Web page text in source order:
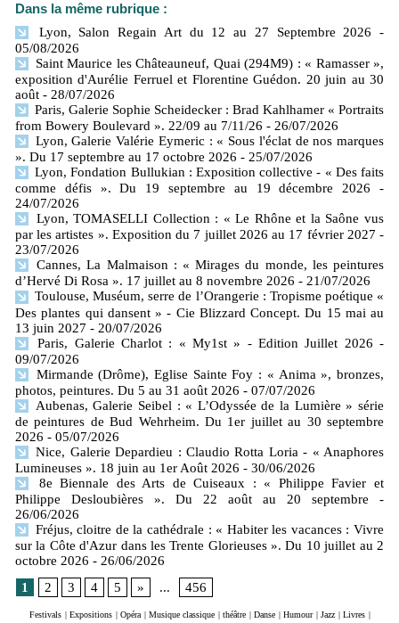
Dans la même rubrique :
Lyon, Salon Regain Art du 12 au 27 Septembre 2026
-
05/08/2026
Saint Maurice les Châteauneuf, Quai (294M9) : « Ramasser »,
exposition d'Aurélie Ferruel et Florentine Guédon. 20 juin au 30
août - 28/07/2026
Paris, Galerie Sophie Scheidecker : Brad Kahlhamer « Portraits
from Bowery Boulevard ». 22/09 au 7/11/26 - 26/07/2026
Lyon, Galerie Valérie Eymeric : « Sous l'éclat de nos marques
». Du 17 septembre au 17 octobre 2026 - 25/07/2026
Lyon, Fondation Bullukian : Exposition collective - « Des faits
comme défis ». Du 19 septembre au 19 décembre 2026
-
24/07/2026
Lyon, TOMASELLI Collection : « Le Rhône et la Saône vus
par les artistes ». Exposition du 7 juillet 2026 au 17 février 2027 -
23/07/2026
Cannes, La Malmaison : « Mirages du monde, les peintures
d’Hervé Di Rosa ». 17 juillet au 8 novembre 2026 - 21/07/2026
Toulouse, Muséum, serre de l’Orangerie : Tropisme poétique «
Des plantes qui dansent » - Cie Blizzard Concept. Du 15 mai au
13 juin 2027 - 20/07/2026
Paris, Galerie Charlot : « My1st » - Edition Juillet 2026 -
09/07/2026
Mirmande (Drôme), Eglise Sainte Foy : « Anima », bronzes,
photos, peintures. Du 5 au 31 août 2026 - 07/07/2026
Aubenas, Galerie Seibel : « L’Odyssée de la Lumière » série
de peintures de Bud Wehrheim. Du 1er juillet au 30 septembre
2026 - 05/07/2026
Nice, Galerie Depardieu : Claudio Rotta Loria - « Anaphores
Lumineuses ». 18 juin au 1er Août 2026 - 30/06/2026
8e Biennale des Arts de Cuiseaux : « Philippe Favier et
Philippe Desloubières ». Du 22 août au 20 septembre
-
26/06/2026
Fréjus, cloitre de la cathédrale : « Habiter les vacances : Vivre
sur la Côte d'Azur dans les Trente Glorieuses ». Du 10 juillet au 2
octobre 2026 - 26/06/2026
1
2 3 4 5 » ... 456
Festivals | Expositions | Opéra | Musique classique | théâtre | Danse | Humour | Jazz | Livres |